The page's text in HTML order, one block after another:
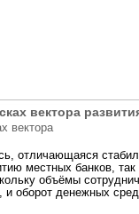
вектора
отличающаяся
местных банков, так
объёмы
оборот денежных